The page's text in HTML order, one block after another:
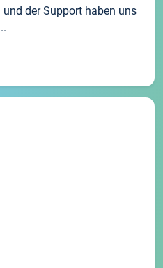
der Support haben uns